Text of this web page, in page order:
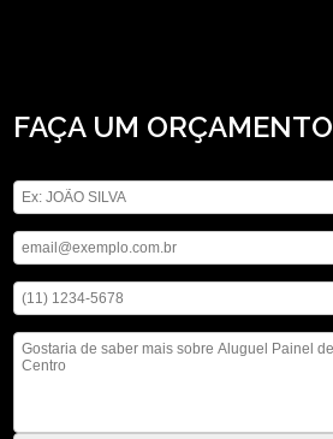
FAÇA UM ORÇAMENTO